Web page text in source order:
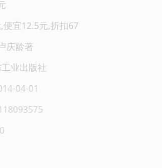
,便宜12.5元,折扣67
庆龄著
工业出版社
04-01